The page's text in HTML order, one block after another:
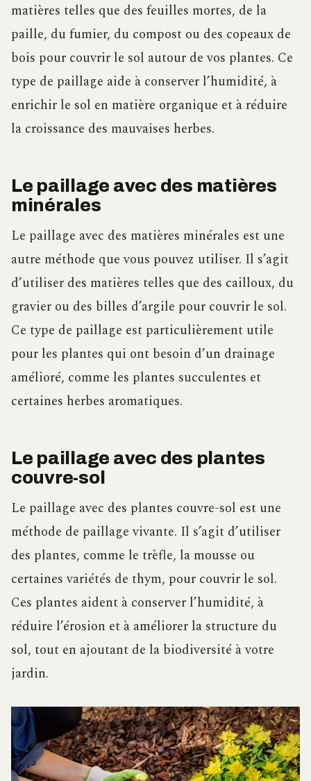
matières telles que des feuilles mortes, de la
paille, du fumier, du compost ou des copeaux de
bois pour couvrir le sol autour de vos plantes. Ce
type de paillage aide à conserver l’humidité, à
enrichir le sol en matière organique et à réduire
la croissance des mauvaises herbes.
Le paillage avec des matières
minérales
Le paillage avec des matières minérales est une
autre méthode que vous pouvez utiliser. Il s’agit
d’utiliser des matières telles que des cailloux, du
gravier ou des billes d’argile pour couvrir le sol.
Ce type de paillage est particulièrement utile
pour les plantes qui ont besoin d’un drainage
amélioré, comme les plantes succulentes et
certaines herbes aromatiques.
Le paillage avec des plantes
couvre-sol
Le paillage avec des plantes couvre-sol est une
méthode de paillage vivante. Il s’agit d’utiliser
des plantes, comme le trèfle, la mousse ou
certaines variétés de thym, pour couvrir le sol.
Ces plantes aident à conserver l’humidité, à
réduire l’érosion et à améliorer la structure du
sol, tout en ajoutant de la biodiversité à votre
jardin.